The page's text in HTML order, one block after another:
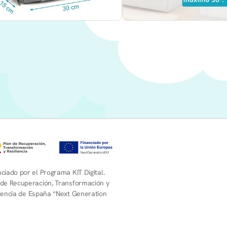
por el Programa KIT Digital.
Recuperación, Transformación y
de España “Next Generation